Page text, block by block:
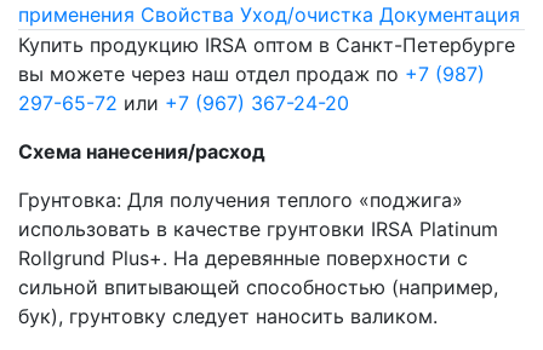
применения Свойства Уход/очистка Документация
Купить продукцию IRSA оптом в Санкт-Петербурге
вы можете через наш отдел продаж по +7 (987)
297-65-72 или +7 (967) 367-24-20
Схема нанесения/расход
Грунтовка: Для получения теплого «поджига»
использовать в качестве грунтовки IRSA Platinum
Rollgrund Plus+. На деревянные поверхности с
сильной впитывающей способностью (например,
бук), грунтовку следует наносить валиком.